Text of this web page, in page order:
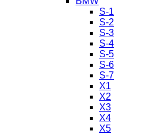
S-1
S-2
S-3
S-4
S-5
S-6
S-7
X1
X2
X3
X4
X5